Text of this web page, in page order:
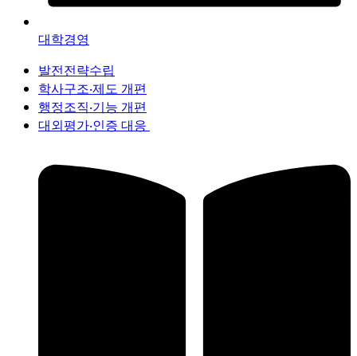
대학경영
발전전략수립
학사구조‧제도 개편
행정조직‧기능 개편
대외평가‧인증 대응